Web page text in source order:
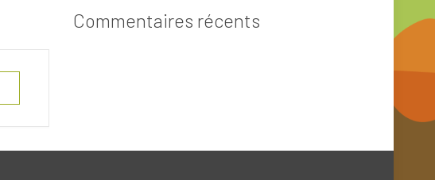
Commentaires récents